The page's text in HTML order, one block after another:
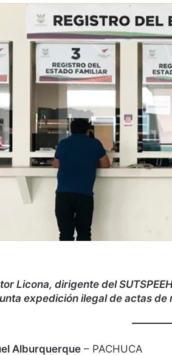
Licona, dirigente del
expedición ilegal de actas de
Alburquerque – PACHUCA